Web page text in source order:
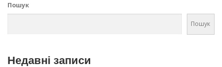
Пошук
Пошук
Недавні записи